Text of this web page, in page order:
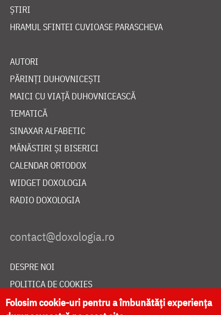
ȘTIRI
HRAMUL SFINTEI CUVIOASE PARASCHEVA
AUTORI
PĂRINȚI DUHOVNICEȘTI
MAICI CU VIAȚĂ DUHOVNICEASCĂ
TEMATICĂ
SINAXAR ALFABETIC
MĂNĂSTIRI ȘI BISERICI
CALENDAR ORTODOX
WIDGET DOXOLOGIA
RADIO DOXOLOGIA
DESPRE NOI
POLITICA DE COOKIES
DONEAZĂ ONLINE PENTRU CATEDRALA NAȚIONALĂ
Folosim cookie-uri pentru a îmbunătăți experiența